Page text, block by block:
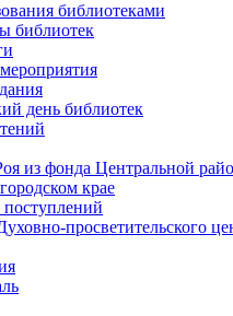
библиотеками
библиотек
день библиотек
из фонда Центральной
крае
просветительского